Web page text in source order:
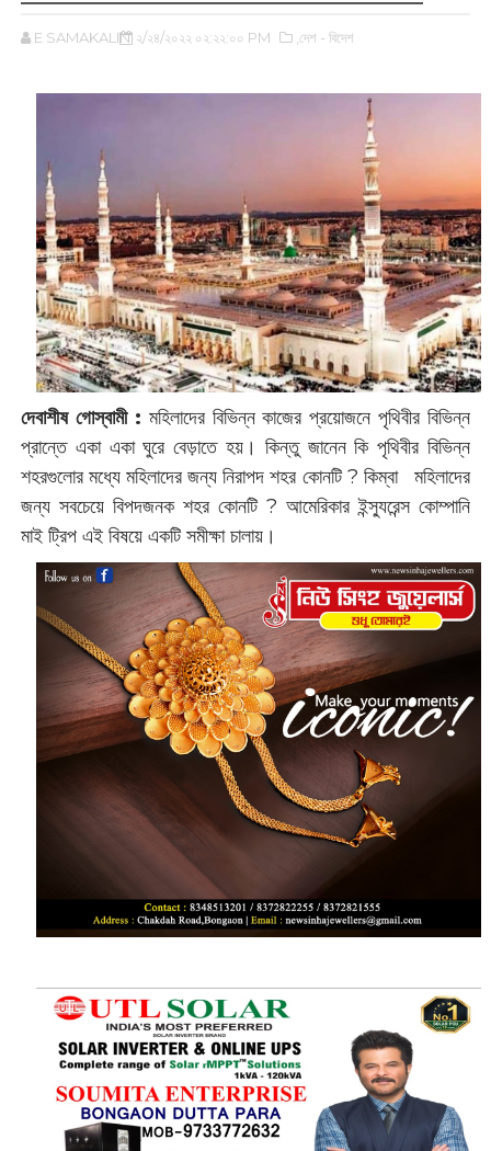
E SAMAKALIN ২/২৪/২০২২ ০২:২২:০০ PM ,দেশ - বিদেশ
দেবাশীষ গোস্বামী : ‌মহিলাদের বিভিন্ন কাজের প্রয়োজনে পৃথিবীর বিভিন্ন
প্রান্তে একা একা ঘুরে বেড়াতে হয়। কিন্তু জানেন কি পৃথিবীর বিভিন্ন
শহরগুলোর মধ্যে মহিলাদের জন্য নিরাপদ শহর কোনটি ? ‌কিম্বা মহিলাদের
জন্য সবচেয়ে বিপদজনক শহর কোনটি ? আমেরিকার ইন্স্যুরেন্স কোম্পানি
মাই ট্রিপ এই বিষয়ে একটি সমীক্ষা চালায়।